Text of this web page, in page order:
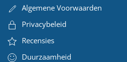
Algemene Voorwaarden
Privacybeleid
Recensies
Duurzaamheid